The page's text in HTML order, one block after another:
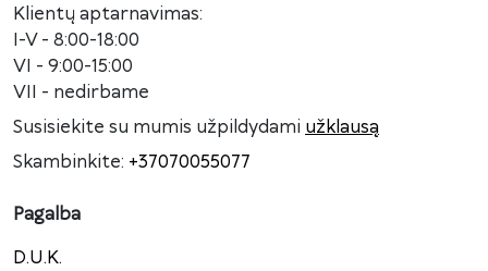
Klientų aptarnavimas:
I-V - 8:00-18:00
VI - 9:00-15:00
VII - nedirbame
Susisiekite su mumis užpildydami užklausą
Skambinkite: +37070055077
Pagalba
D.U.K.